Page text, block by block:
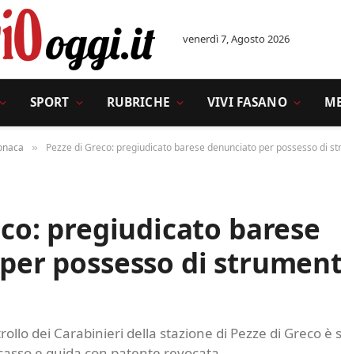
venerdì 7, Agosto 2026
SPORT RUBRICHE VIVI FASANO
» Pezze di Greco: pregiudicato barese denunciato per possesso di
pregiudicato barese
possesso di
dei Carabinieri della stazione di Pezze di Greco è